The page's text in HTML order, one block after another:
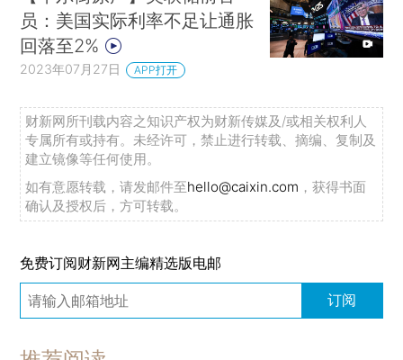
员：美国实际利率不足让通胀
回落至2%
2023年07月27日 APP打开
财新网所刊载内容之知识产权为财新传媒及/或相关权利人
专属所有或持有。未经许可，禁止进行转载、摘编、复制及
建立镜像等任何使用。
如有意愿转载，请发邮件至hello@caixin.com ，获得书面
确认及授权后，方可转载。
免费订阅财新网主编精选版电邮
订阅